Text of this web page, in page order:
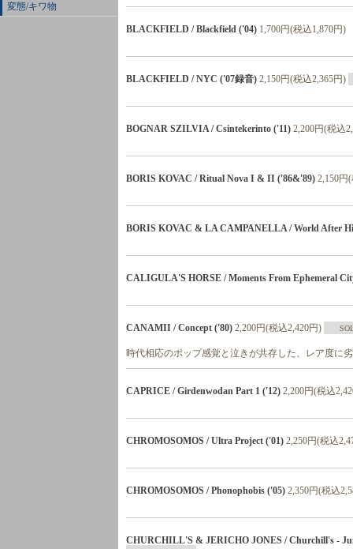
変態/キワ物
BLACKFIELD / Blackfield ('04) 1,700円(税込1,870円)
BLACKFIELD / NYC ('07録音) 2,150円(税込2,365円)
BOGNAR SZILVIA / Csintekerinto ('11) 2,200円(税込
BORIS KOVAC / Ritual Nova I & II ('86&'89) 2,150円
BORIS KOVAC & LA CAMPANELLA / World After
CALIGULA'S HORSE / Moments From Ephemeral
CANAMII / Concept ('80) 2,200円(税込2,420円)
時代相応のポップ感覚と泣きが共存した、レア度に
CAPRICE / Girdenwodan Part 1 ('12) 2,200円(税込
CHROMOSOMOS / Ultra Project ('01) 2,250円(税込
CHROMOSOMOS / Phonophobis ('05) 2,350円(税込
CHURCHILL'S & JERICHO JONES / Churchill's -